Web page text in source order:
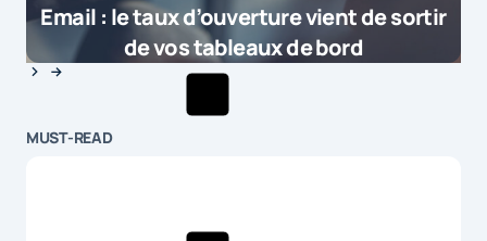
Email : le taux d’ouverture vient de sortir
de vos tableaux de bord
MUST-READ